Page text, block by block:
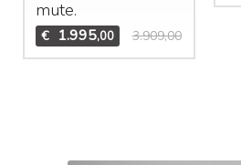
mute.
€ 1.995,00 3.909,00